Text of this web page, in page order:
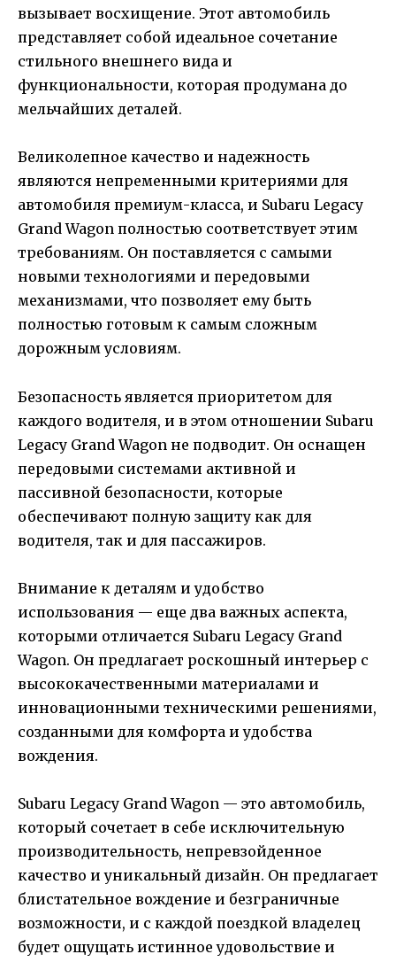
вызывает восхищение. Этот автомобиль
представляет собой идеальное сочетание
стильного внешнего вида и
функциональности, которая продумана до
мельчайших деталей.
Великолепное качество и надежность
являются непременными критериями для
автомобиля премиум-класса, и Subaru Legacy
Grand Wagon полностью соответствует этим
требованиям. Он поставляется с самыми
новыми технологиями и передовыми
механизмами, что позволяет ему быть
полностью готовым к самым сложным
дорожным условиям.
Безопасность является приоритетом для
каждого водителя, и в этом отношении Subaru
Legacy Grand Wagon не подводит. Он оснащен
передовыми системами активной и
пассивной безопасности, которые
обеспечивают полную защиту как для
водителя, так и для пассажиров.
Внимание к деталям и удобство
использования — еще два важных аспекта,
которыми отличается Subaru Legacy Grand
Wagon. Он предлагает роскошный интерьер с
высококачественными материалами и
инновационными техническими решениями,
созданными для комфорта и удобства
вождения.
Subaru Legacy Grand Wagon — это автомобиль,
который сочетает в себе исключительную
производительность, непревзойденное
качество и уникальный дизайн. Он предлагает
блистательное вождение и безграничные
возможности, и с каждой поездкой владелец
будет ощущать истинное удовольствие и